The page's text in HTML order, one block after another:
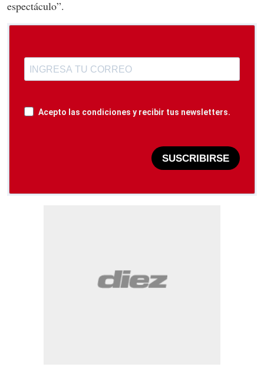
espectáculo”.
Acepto las condiciones y recibir tus newsletters.
SUSCRIBIRSE